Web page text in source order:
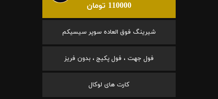
110000 تومان
شیرینگ فوق العاده سوپر سیسیکم
فول جهت ، فول پکیج ، بدون فریز
کارت های لوکال